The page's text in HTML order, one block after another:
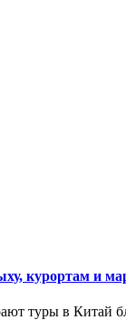
курортам и
туры в Китай